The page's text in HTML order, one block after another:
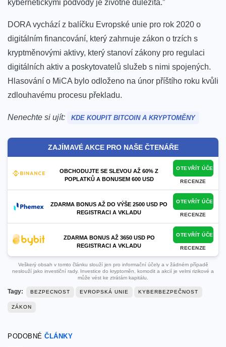
kybernetickými podvody je životně důležitá.”
DORA vychází z balíčku Evropské unie pro rok 2020 o
digitálním financování, který zahrnuje zákon o trzích s
kryptměnovými aktivy, který stanoví zákony pro regulaci
digitálních aktiv a poskytovatelů služeb s nimi spojených.
Hlasování o MiCA bylo odloženo na únor příštího roku kvůli
zdlouhavému procesu překladu.
Nenechte si ujít: KDE KOUPIT BITCOIN A KRYPTOMĚNY
ZAJÍMAVÉ AKCE PRO NAŠE ČTENÁŘE
OBCHODUJTE SE SLEVOU AŽ 60% Z
POPLATKŮ A BONUSEM 600 USD
OTEVŘÍT ÚČET
RECENZE
ZDARMA BONUS AŽ DO VÝŠE 2500 USD PO
REGISTRACI A VKLADU
OTEVŘÍT ÚČET
RECENZE
ZDARMA BONUS AŽ 3650 USD PO
REGISTRACI A VKLADU
OTEVŘÍT ÚČET
RECENZE
Veškerý obsah v tomto článku slouží jen pro informační účely a v žádném případě
neslouží jako investiční rady. Investice do kryptoměn, komodit a akcií je velmi rizikové a
může vést ke ztrátám kapitálu.
Tagy: BEZPECNOST EVROPSKÁ UNIE KYBERBEZPEČNOST
ZÁKON
PODOBNÉ ČLÁNKY